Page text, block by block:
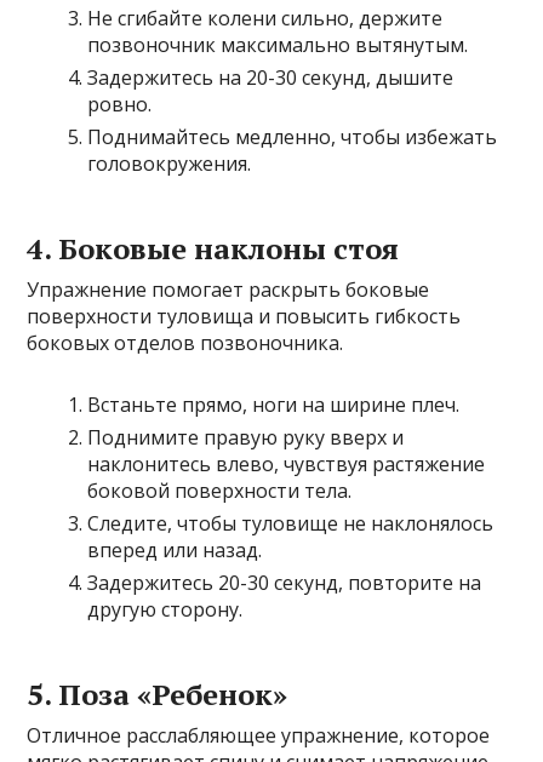
Не сгибайте колени сильно, держите
позвоночник максимально вытянутым.
Задержитесь на 20-30 секунд, дышите
ровно.
Поднимайтесь медленно, чтобы избежать
головокружения.
4. Боковые наклоны стоя
Упражнение помогает раскрыть боковые
поверхности туловища и повысить гибкость
боковых отделов позвоночника.
Встаньте прямо, ноги на ширине плеч.
Поднимите правую руку вверх и
наклонитесь влево, чувствуя растяжение
боковой поверхности тела.
Следите, чтобы туловище не наклонялось
вперед или назад.
Задержитесь 20-30 секунд, повторите на
другую сторону.
5. Поза «Ребенок»
Отличное расслабляющее упражнение, которое